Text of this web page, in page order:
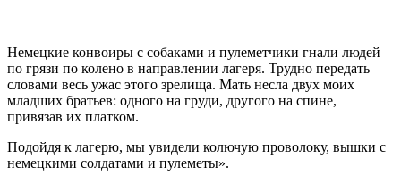
Немецкие конвоиры с собаками и пулеметчики гнали людей
по грязи по колено в направлении лагеря. Трудно передать
словами весь ужас этого зрелища. Мать несла двух моих
младших братьев: одного на груди, другого на спине,
привязав их платком.
Подойдя к лагерю, мы увидели колючую проволоку, вышки с
немецкими солдатами и пулеметы».